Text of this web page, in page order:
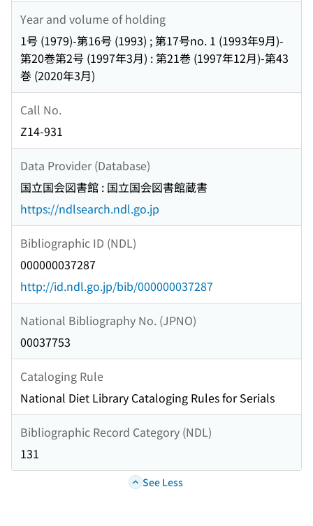
Year and volume of holding
1号 (1979)-第16号 (1993) ; 第17号no. 1 (1993年9月)-
第20巻第2号 (1997年3月) : 第21巻 (1997年12月)-第43
巻 (2020年3月)
Call No.
Z14-931
Data Provider (Database)
国立国会図書館 : 国立国会図書館蔵書
https://ndlsearch.ndl.go.jp
Bibliographic ID (NDL)
000000037287
http://id.ndl.go.jp/bib/000000037287
National Bibliography No. (JPNO)
00037753
Cataloging Rule
National Diet Library Cataloging Rules for Serials
Bibliographic Record Category (NDL)
131
See Less